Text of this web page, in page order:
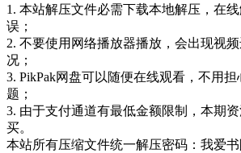
1. 本站解压文件必需下载本地解压，在
误；
2. 不要使用网络播放器播放，会出现视
况；
3. PikPak网盘可以随便在线观看，不用
题；
3. 由于支付通道有最低金额限制，本期
买。
本站所有压缩文件统一解压密码：我爱书